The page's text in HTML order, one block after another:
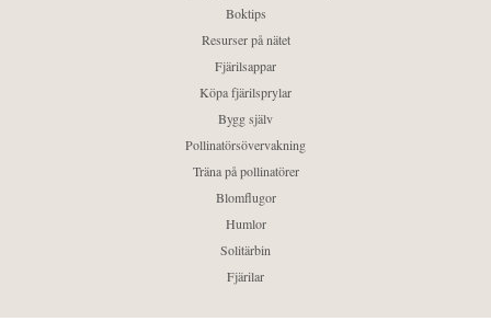
Boktips
Resurser på nätet
Fjärilsappar
Köpa fjärilsprylar
Bygg själv
Pollinatörsövervakning
Träna på pollinatörer
Blomflugor
Humlor
Solitärbin
Fjärilar